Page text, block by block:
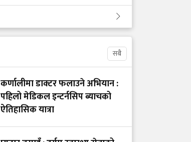
गोरखाका विकट
विद्यालयमा मुटु रोगको
खोजी: समयमै रोग पत्ता
लाग्दा बच्न थाल्यो
बालबालिकाको जीवन
सेवा, संघर्ष र सम्मानको
पर्खाइमा नर्स
सबै
कर्णालीमा डाक्टर फलाउने अभियान :
पहिलो मेडिकल इन्टर्नसिप ब्याचको
ऐतिहासिक यात्रा